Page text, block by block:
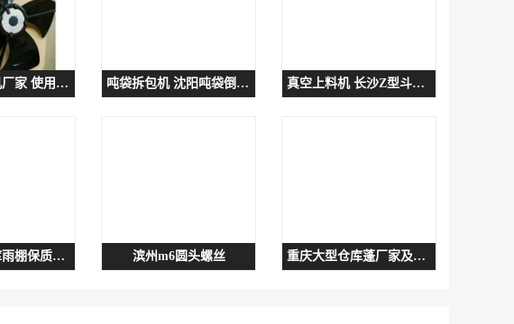
杭州背包风机厂家 使用方便 永动电机 吨袋拆包机 沈阳吨袋倒袋站 销售 真空上料机 长沙Z型斗式提升机 销售
重庆移动仓库雨棚保质保量 架空式电动棚定制 滨州m6圆头螺丝 重庆大型仓库蓬厂家及报价 移动仓库雨棚厂家